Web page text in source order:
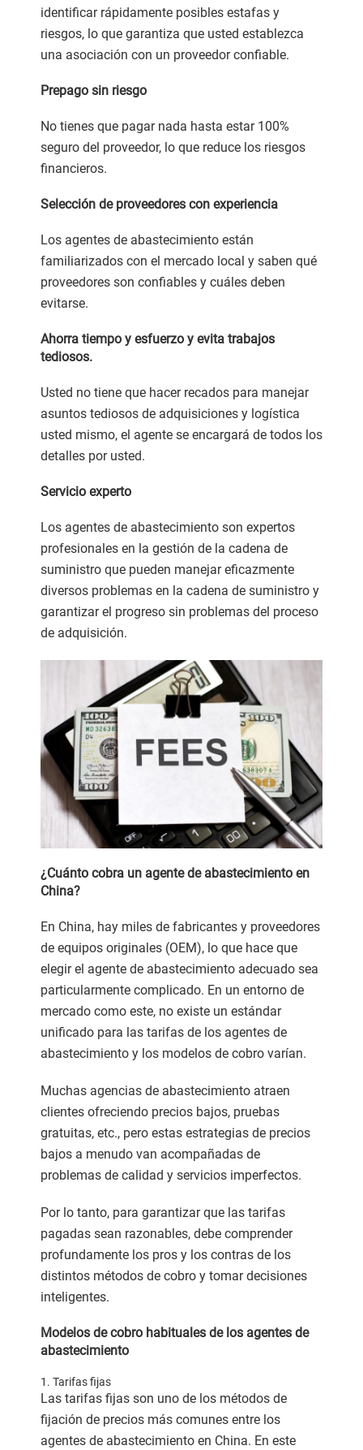
identificar rápidamente posibles estafas y
riesgos, lo que garantiza que usted establezca
una asociación con un proveedor confiable.
Prepago sin riesgo
No tienes que pagar nada hasta estar 100%
seguro del proveedor, lo que reduce los riesgos
financieros.
Selección de proveedores con experiencia
Los agentes de abastecimiento están
familiarizados con el mercado local y saben qué
proveedores son confiables y cuáles deben
evitarse.
Ahorra tiempo y esfuerzo y evita trabajos
tediosos.
Usted no tiene que hacer recados para manejar
asuntos tediosos de adquisiciones y logística
usted mismo, el agente se encargará de todos los
detalles por usted.
Servicio experto
Los agentes de abastecimiento son expertos
profesionales en la gestión de la cadena de
suministro que pueden manejar eficazmente
diversos problemas en la cadena de suministro y
garantizar el progreso sin problemas del proceso
de adquisición.
¿Cuánto cobra un agente de abastecimiento en
China?
En China, hay miles de fabricantes y proveedores
de equipos originales (OEM), lo que hace que
elegir el agente de abastecimiento adecuado sea
particularmente complicado. En un entorno de
mercado como este, no existe un estándar
unificado para las tarifas de los agentes de
abastecimiento y los modelos de cobro varían.
Muchas agencias de abastecimiento atraen
clientes ofreciendo precios bajos, pruebas
gratuitas, etc., pero estas estrategias de precios
bajos a menudo van acompañadas de
problemas de calidad y servicios imperfectos.
Por lo tanto, para garantizar que las tarifas
pagadas sean razonables, debe comprender
profundamente los pros y los contras de los
distintos métodos de cobro y tomar decisiones
inteligentes.
Modelos de cobro habituales de los agentes de
abastecimiento
1. Tarifas fijas
Las tarifas fijas son uno de los métodos de
fijación de precios más comunes entre los
agentes de abastecimiento en China. En este